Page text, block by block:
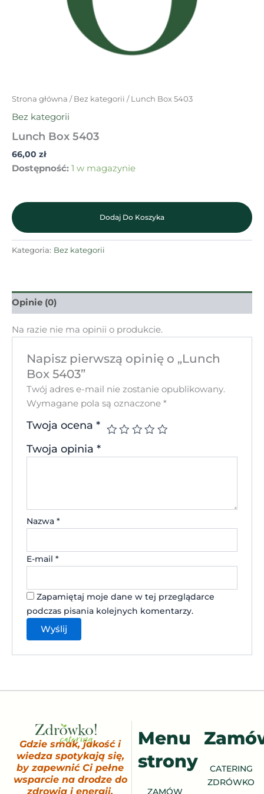
Strona główna /Bez kategorii / Lunch Box 5403
Bez kategorii
Lunch Box 5403
66,00 zł
Dostępność: 1 w magazynie
Dodaj Do Koszyka
Kategoria: Bez kategorii
Opinie (0)
Na razie nie ma opinii o produkcie.
Napisz pierwszą opinię o „Lunch
Box 5403”
Twój adres e-mail nie zostanie opublikowany.
Wymagane pola są oznaczone*
Twoja ocena*
Twoja opinia*
Nazwa*
E-mail*
Zapamiętaj moje dane w tej przeglądarce
podczas pisania kolejnych komentarzy.
Gdzie smak, jakość i
wiedza spotykają się,
by zapewnić Ci pełne
wsparcie na drodze do
zdrowia i energii.
Menu
strony
ZAMÓW
CATERING
ZDRÓWKO